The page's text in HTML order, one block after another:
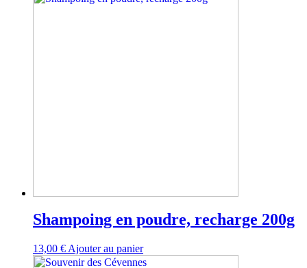
Shampoing en poudre, recharge 200g
13,00 € Ajouter au panier